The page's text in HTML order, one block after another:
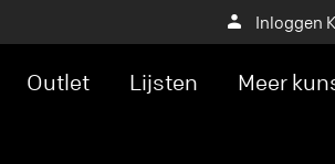
Inloggen
Outlet Lijsten Meer